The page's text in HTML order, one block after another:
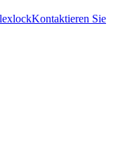
Kontaktieren Sie